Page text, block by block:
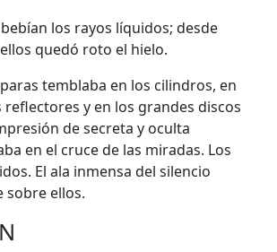
los rayos líquidos; desde
quedó roto el hielo.
temblaba en los cilindros, en
reflectores y en los grandes discos
de secreta y oculta
en el cruce de las miradas. Los
El ala inmensa del silencio
sobre ellos.